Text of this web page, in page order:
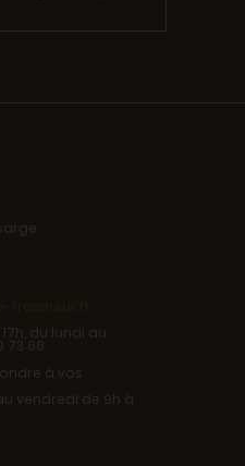
du lundi au
73 66.
à vos
vendredi de 9h à